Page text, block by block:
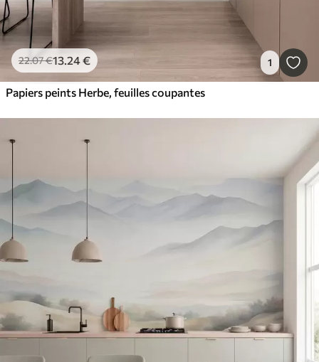
22.07€13.24€ 1
Papiers peints Herbe, feuilles coupantes